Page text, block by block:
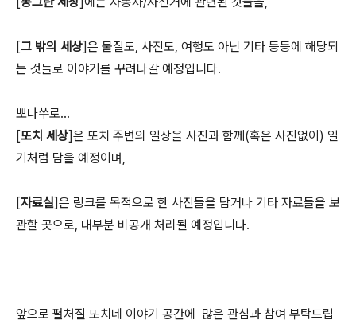
[그 밖의 세상]은 물질도, 사진도, 여행도 아닌 기타 등등에 해당되
는 것들로 이야기를 꾸려나갈 예정입니다.
뽀나쑤로...
[또치 세상]은 또치 주변의 일상을 사진과 함께(혹은 사진없이) 일
기처럼 담을 예정이며,
[자료실]은 링크를 목적으로 한 사진들을 담거나 기타 자료들을 보
관할 곳으로, 대부분 비공개 처리될 예정입니다.
앞으로 펼처질 또치네 이야기 공간에 많은 관심과 참여 부탁드립